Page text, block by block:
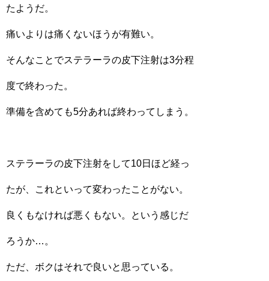
たようだ。
痛いよりは痛くないほうが有難い。
そんなことでステラーラの皮下注射は3分程
度で終わった。
準備を含めても5分あれば終わってしまう。
ステラーラの皮下注射をして10日ほど経っ
たが、これといって変わったことがない。
良くもなければ悪くもない。という感じだ
ろうか…。
ただ、ボクはそれで良いと思っている。